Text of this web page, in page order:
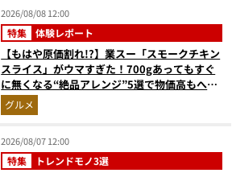
2026/08/08 12:00
特集 体験レポート
【もはや原価割れ!?】業スー「スモークチキン
スライス」がウマすぎた！700gあってもすぐ
に無くなる“絶品アレンジ”5選で物価高もへっ
ちゃら
グルメ
2026/08/07 12:00
特集 トレンドモノ3選